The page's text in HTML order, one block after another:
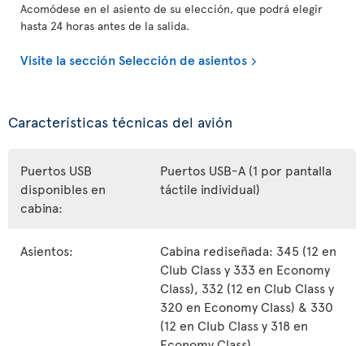
Acomódese en el asiento de su elección, que podrá elegir
hasta 24 horas antes de la salida.
Visite la sección Selección de asientos
Características técnicas del avión
Puertos USB
disponibles en
cabina:
Puertos USB-A (1 por pantalla
táctile individual)
Asientos:
Cabina rediseñada: 345 (12 en
Club Class y 333 en Economy
Class), 332 (12 en Club Class y
320 en Economy Class) & 330
(12 en Club Class y 318 en